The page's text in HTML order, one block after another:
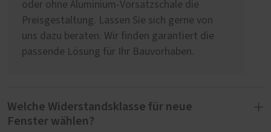
oder ohne Aluminium-Vorsatzschale die
Preisgestaltung. Lassen Sie sich gerne von
uns dazu beraten. Wir finden garantiert die
passende Lösung für Ihr Bauvorhaben.
Welche Widerstandsklasse für neue
Fenster wählen?